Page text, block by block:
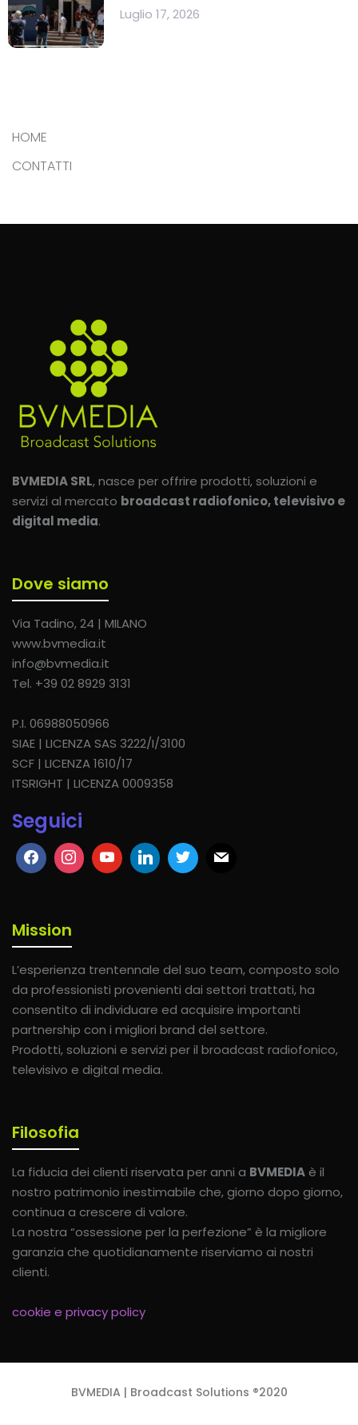
Luglio 17, 2026
HOME
CONTATTI
BVMEDIA SRL, nasce per offrire prodotti, soluzioni e
servizi al mercato broadcast radiofonico, televisivo e
digital media.
Dove siamo
Via Tadino, 24 | MILANO
www.bvmedia.it
info@bvmedia.it
Tel. +39 02 8929 3131
P.I. 06988050966
SIAE | LICENZA SAS 3222/I/3100
SCF | LICENZA 1610/17
ITSRIGHT | LICENZA 0009358
Seguici
Mission
L’esperienza trentennale del suo team, composto solo
da professionisti provenienti dai settori trattati, ha
consentito di individuare ed acquisire importanti
partnership con i migliori brand del settore.
Prodotti, soluzioni e servizi per il broadcast radiofonico,
televisivo e digital media.
Filosofia
La fiducia dei clienti riservata per anni a BVMEDIAè il
nostro patrimonio inestimabile che, giorno dopo giorno,
continua a crescere di valore.
La nostra “ossessione per la perfezione” è la migliore
garanzia che quotidianamente riserviamo ai nostri
clienti.
cookie e privacy policy
BVMEDIA | Broadcast Solutions ®2020